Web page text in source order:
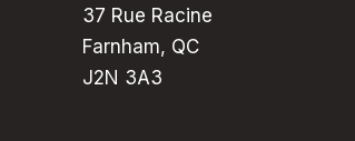
37 Rue Racine
Farnham, QC
J2N 3A3